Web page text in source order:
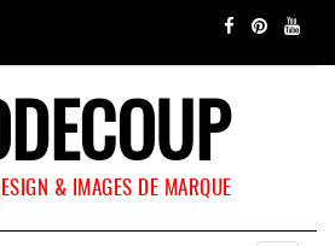
& IMAGES DE MARQUE